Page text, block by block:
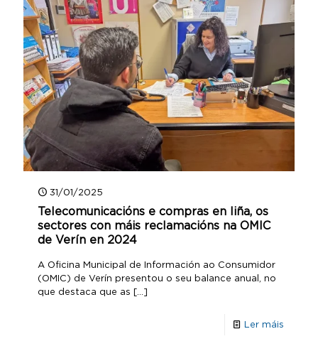
31/01/2025
Telecomunicacións e compras en liña, os
sectores con máis reclamacións na OMIC
de Verín en 2024
A Oficina Municipal de Información ao Consumidor
(OMIC) de Verín presentou o seu balance anual, no
que destaca que as […]
Ler máis